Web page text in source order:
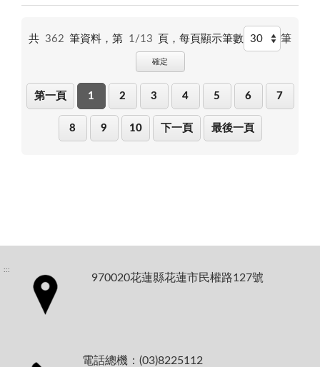
共 362 筆資料，第 1/13 頁，每頁顯示筆數 筆
確定
第一頁 1 2 3 4 5 6 7
8 9 10 下一頁 最後一頁
:::
970020花蓮縣花蓮市民權路127號
電話總機：(03)8225112